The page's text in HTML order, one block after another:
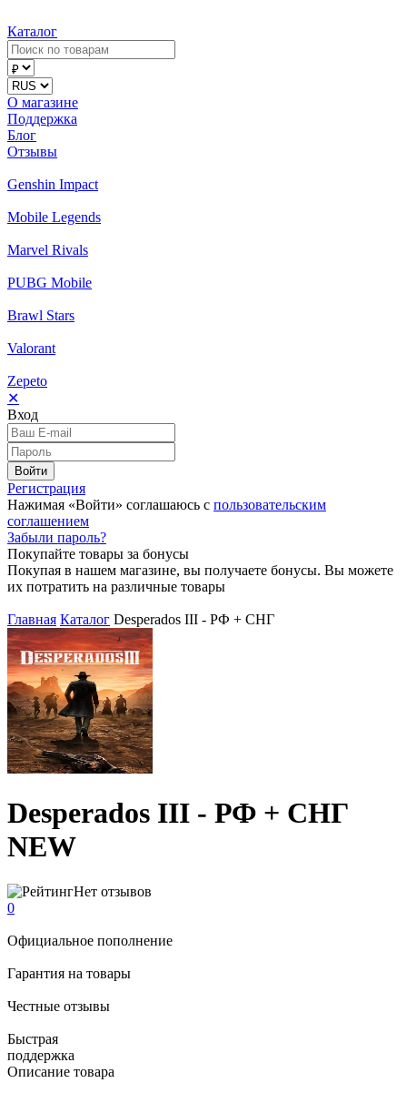
Каталог
О магазине
Поддержка
Блог
Отзывы
Genshin Impact
Mobile Legends
Marvel Rivals
PUBG Mobile
Brawl Stars
Valorant
Zepeto
✕
Вход
Войти
Регистрация
Нажимая «Войти» соглашаюсь с пользовательским
соглашением
Забыли пароль?
Покупайте товары за бонусы
Покупая в нашем магазине, вы получаете бонусы. Вы можете
их потратить на различные товары
Главная Каталог Desperados III - РФ + СНГ
Desperados III - РФ + СНГ
NEW
Нет отзывов
0
Официальное пополнение
Гарантия на товары
Честные отзывы
Быстрая
поддержка
Описание товара